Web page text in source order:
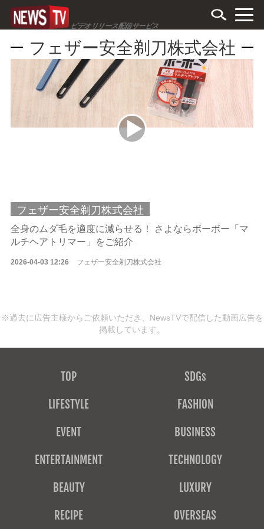
ビデオリリース配信サービス
フェザー安全剃刀株式会社
フェザー安全剃刀株式会社
全身のムダ毛を適度に減らせる！ さよならボーボー「マ
ルチヘアトリマー」をご紹介
2026-04-03 12:26 フェザー安全剃刀株式会社
※過去に広告主様からご依頼いただき、NewsTVで配信した動画広告を
掲載しています。
TOP
SDGs
LIFESTYLE
FASHION
EVENT
BUSINESS
ENTERTAINMENT
TECHNOLOGY
BEAUTY
LUXURY
RECIPE
OVERSEAS